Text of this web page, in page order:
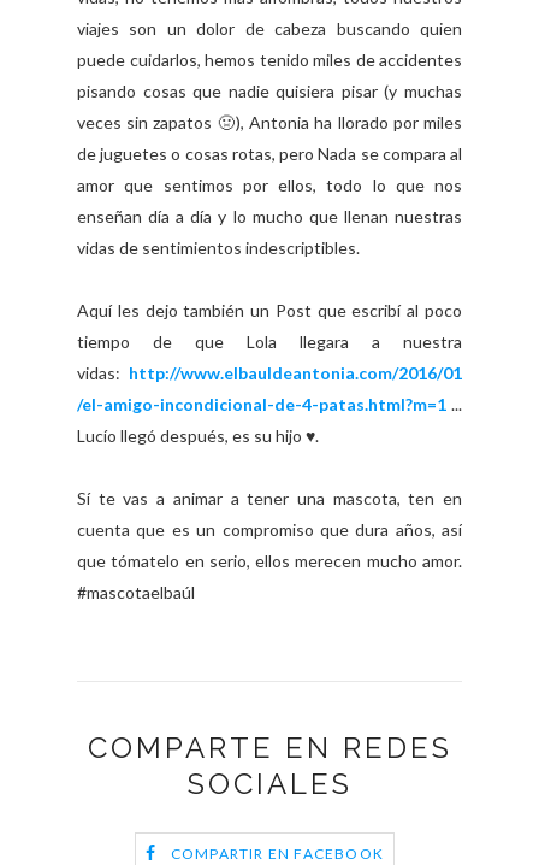
viajes son un dolor de cabeza buscando quien
puede cuidarlos, hemos tenido miles de accidentes
pisando cosas que nadie quisiera pisar (y muchas
veces sin zapatos 🤢), Antonia ha llorado por miles
de juguetes o cosas rotas, pero Nada se compara al
amor que sentimos por ellos, todo lo que nos
enseñan día a día y lo mucho que llenan nuestras
vidas de sentimientos indescriptibles.
Aquí les dejo también un Post que escribí al poco
tiempo de que Lola llegara a nuestra
vidas: http://www.elbauldeantonia.com/2016/01
/el-amigo-incondicional-de-4-patas.html?m=1 ...
Lucío llegó después, es su hijo ♥️.
Sí te vas a animar a tener una mascota, ten en
cuenta que es un compromiso que dura años, así
que tómatelo en serio, ellos merecen mucho amor.
#mascotaelbaúl
COMPARTE EN REDES
SOCIALES
COMPARTIR EN FACEBOOK